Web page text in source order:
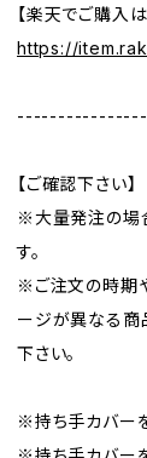
【楽天でご購入
https://
【ご確認下さい】
※大量発注の場
す。
※ご注文の時期
ージが異なる商
下さい。
※持ち手カバー